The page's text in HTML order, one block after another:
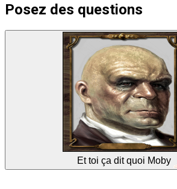
Posez des questions
Et toi ça dit quoi Moby